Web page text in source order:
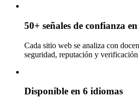
50+ señales de confianza
Cada sitio web se analiza con
seguridad, reputación y
Disponible en 6 idiomas